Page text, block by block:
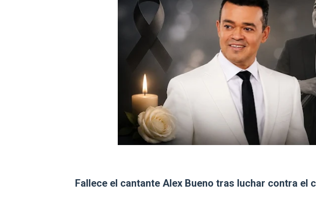
Sismo Samaná: registran temblor de magnitud 4.8 al
Operadores de rifas y bancas ilegales enfrentarían
Familia relata angustia tras explosión de tanque de
Indomet pronostica temperaturas de hasta 35 °C
JAPY VERDEI MISS MICHELL ROSARIO
Fallece el cantante Alex Bueno tras luchar contra el